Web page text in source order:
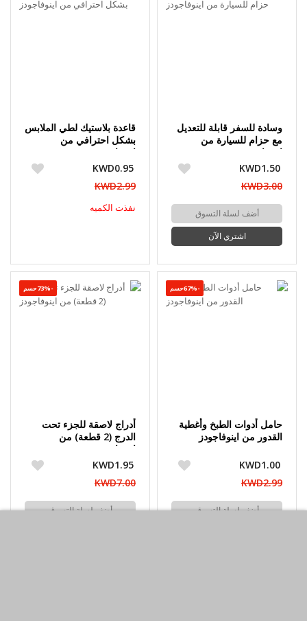
وسادة للسفر قابلة للتعديل
مع حزام للسيارة من
اينوفاجودز
KWD1.50
KWD3.00
أضف لسلة التسوق
اشتري الآن
قاعدة بلاستيك لطي الملابس
بشكل احترافي من
اينوفاجودز
KWD0.95
KWD2.99
نفذت الكميه
-67%حسم
حامل أدوات الطبخ وأغطية
القدور من اينوفاجودز
KWD1.00
KWD2.99
أضف لسلة التسوق
-73%حسم
أدراج لاصقة للجزء تحت
الدرج (2 قطعة) من
اينوفاجودز
KWD1.95
KWD7.00
أضف لسلة التسوق